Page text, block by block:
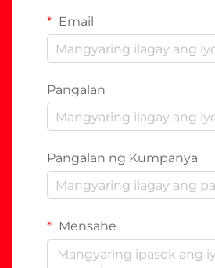
Email
Pangalan
Pangalan ng Kumpanya
Mensahe